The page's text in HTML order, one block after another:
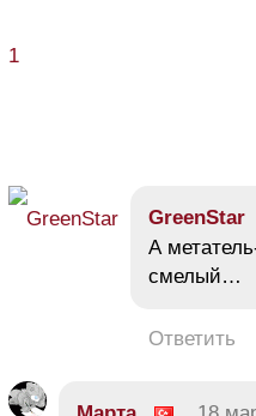
1
GreenStar
А
смелый…
Ответить